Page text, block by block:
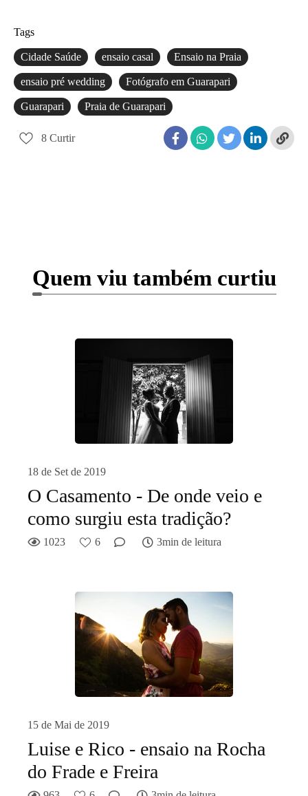
Tags
Cidade Saúde ensaio casal Ensaio na Praia
ensaio pré wedding Fotógrafo em Guarapari
Guarapari Praia de Guarapari
8 Curtir
Quem viu também curtiu
18 de Set de 2019
O Casamento - De onde veio e
como surgiu esta tradição?
1023 6 3min de leitura
15 de Mai de 2019
Luise e Rico - ensaio na Rocha
do Frade e Freira